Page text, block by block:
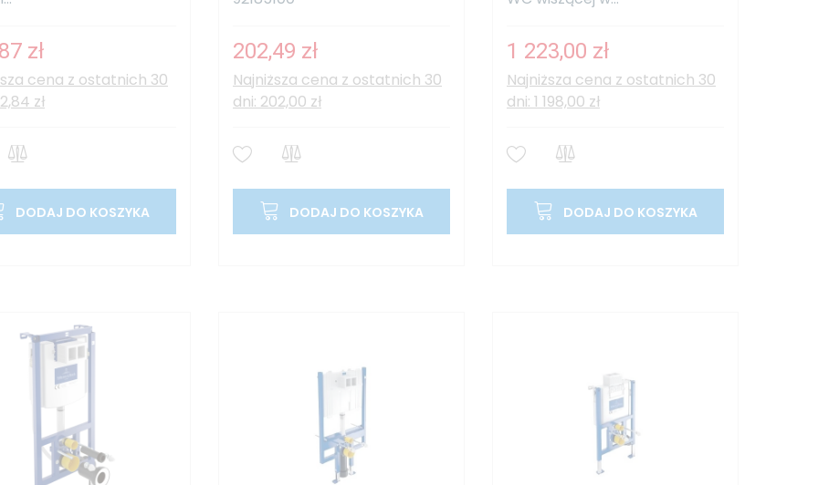
zł
cena z ostatnich 30
zł
DODAJ DO KOSZYKA
202,49 zł
Najniższa cena z ostatnich 30
dni: 202,00 zł
DODAJ DO KOSZYKA
1 223,00 zł
Najniższa cena z ostatnich 30
dni: 1 198,00 zł
DODAJ DO KOSZYKA